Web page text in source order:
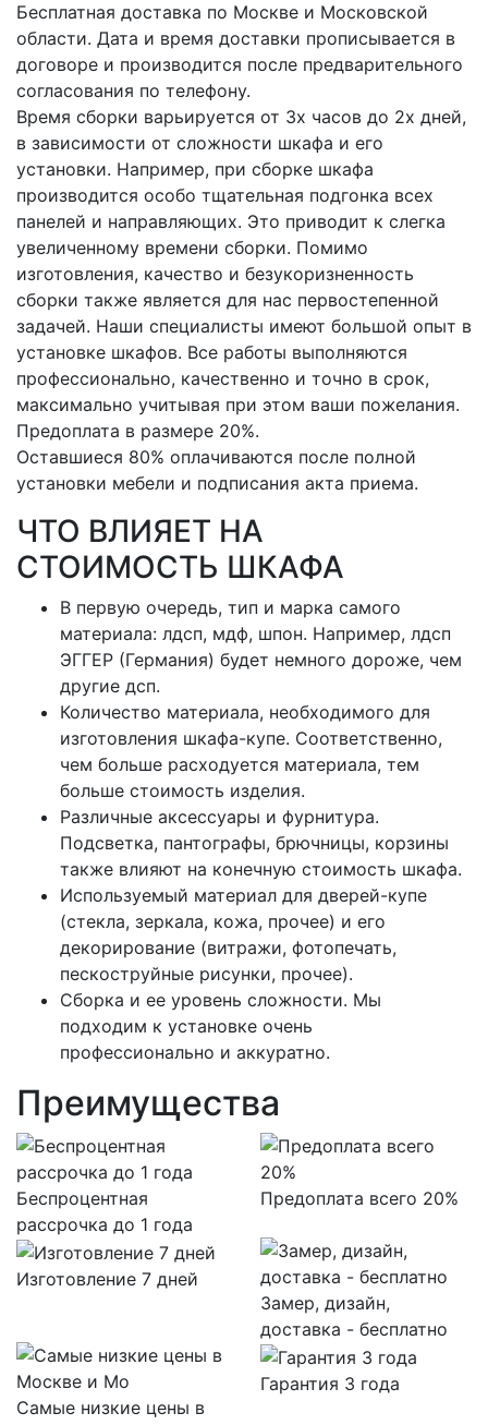
Бесплатная доставка по Москве и Московской
области. Дата и время доставки прописывается в
договоре и производится после предварительного
согласования по телефону.
Время сборки варьируется от 3х часов до 2х дней,
в зависимости от сложности шкафа и его
установки. Например, при сборке шкафа
производится особо тщательная подгонка всех
панелей и направляющих. Это приводит к слегка
увеличенному времени сборки. Помимо
изготовления, качество и безукоризненность
сборки также является для нас первостепенной
задачей. Наши специалисты имеют большой опыт в
установке шкафов. Все работы выполняются
профессионально, качественно и точно в срок,
максимально учитывая при этом ваши пожелания.
Предоплата в размере 20%.
Оставшиеся 80% оплачиваются после полной
установки мебели и подписания акта приема.
ЧТО ВЛИЯЕТ НА
СТОИМОСТЬ ШКАФА
В первую очередь, тип и марка самого
материала: лдсп, мдф, шпон. Например, лдсп
ЭГГЕР (Германия) будет немного дороже, чем
другие дсп.
Количество материала, необходимого для
изготовления шкафа-купе. Соответственно,
чем больше расходуется материала, тем
больше стоимость изделия.
Различные аксессуары и фурнитура.
Подсветка, пантографы, брючницы, корзины
также влияют на конечную стоимость шкафа.
Используемый материал для дверей-купе
(стекла, зеркала, кожа, прочее) и его
декорирование (витражи, фотопечать,
пескоструйные рисунки, прочее).
Сборка и ее уровень сложности. Мы
подходим к установке очень
профессионально и аккуратно.
Преимущества
Беспроцентная
рассрочка до 1 года
Предоплата всего 20%
Изготовление 7 дней
Замер, дизайн,
доставка - бесплатно
Самые низкие цены в
Гарантия 3 года